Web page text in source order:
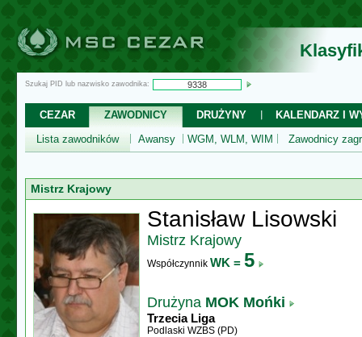
Szukaj PID lub nazwisko zawodnika:
CEZAR ZAWODNICY DRUŻYNY
KALENDARZ I
Lista zawodników
Awansy WGM, WLM, WIM Zawodnicy
Mistrz Krajowy
Stanisław Lisowski
Mistrz Krajowy
Współczynnik WK = 5
Drużyna MOK Mońki
Trzecia Liga
Podlaski WZBS (PD)